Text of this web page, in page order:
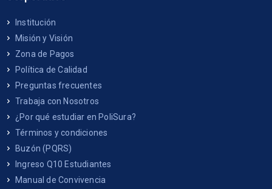
Institución
Misión y Visión
Zona de Pagos
Política de Calidad
Preguntas frecuentes
Trabaja con Nosotros
¿Por qué estudiar en PoliSura?
Términos y condiciones
Buzón (PQRS)
Ingreso Q10 Estudiantes
Manual de Convivencia